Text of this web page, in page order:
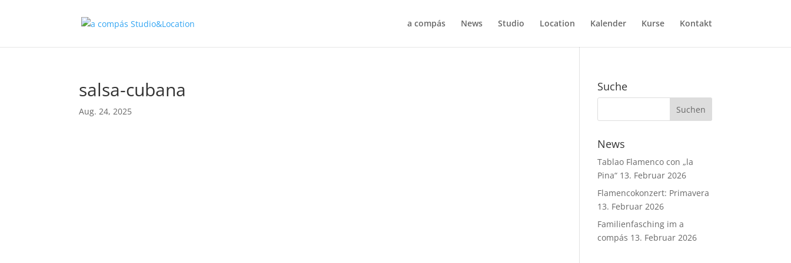
a compás News Studio Location Kalender Kurse Kontakt
salsa-cubana
Aug. 24, 2025
Suche
News
Tablao Flamenco con „la
Pina“ 13. Februar 2026
Flamencokonzert: Primavera
13. Februar 2026
Familienfasching im a
compás 13. Februar 2026